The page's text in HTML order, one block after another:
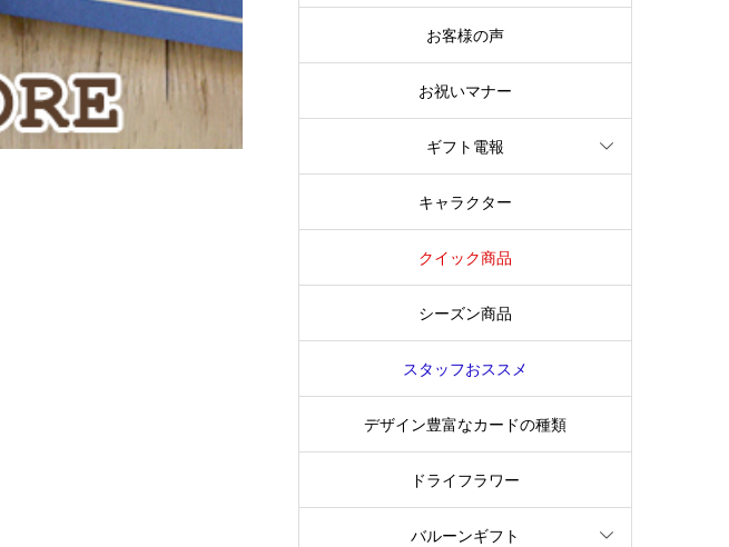
お客様の声
お祝いマナー
ギフト電報
キャラクター
クイック商品
シーズン商品
スタッフおススメ
デザイン豊富なカードの種類
ドライフラワー
バルーンギフト